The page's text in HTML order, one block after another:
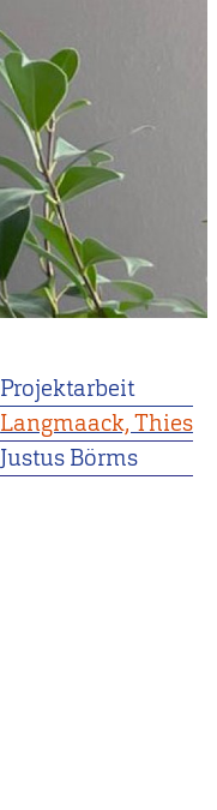
Projektarbeit
Langmaack, Thies
Justus Börms